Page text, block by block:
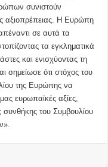
συνιστούν
αξιοπρέπειας. Η Ευρώπη
σε αυτά τα
τα εγκληματικά
και ενισχύοντας τη
σημείωσε ότι στόχος του
της Ευρώπης να
ευρωπαϊκές αξίες,
του Συμβουλίου